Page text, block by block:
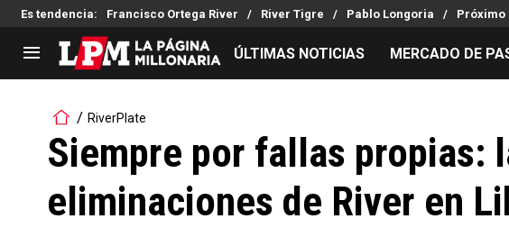
Es tendencia: Francisco Ortega River River Tigre Pablo Longoria Próximo
LIGA PROFESIONAL
Noticias
Tabla de posiciones
Fixture
Reserva
Copa Sudamericana
Copa Argentina
Selección Argentina
Mercado de
Análisis
Juanfer
Chacho Coudet
ÚLTIMAS NOTICIAS MERCADO DE
RiverPlate
Siempre por fallas propias:
eliminaciones de River en